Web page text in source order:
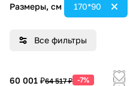
Размеры, см 170*90
Все фильтры
60 001 ₽64 517 ₽ -7%